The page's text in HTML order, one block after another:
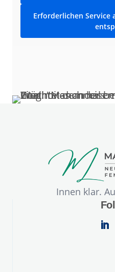
Erforderlichen Service
Innen klar.